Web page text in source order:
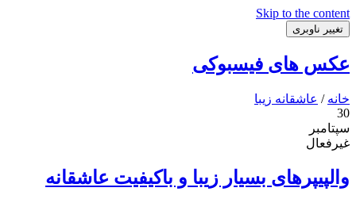
Skip to the content
تغییر ناوبری
عکس های فیسبوکی
خانه / عاشقانه زیبا
30
سپتامبر
غیرفعال
والپیپرهای بسیار زیبا و باکیفیت عاشقانه